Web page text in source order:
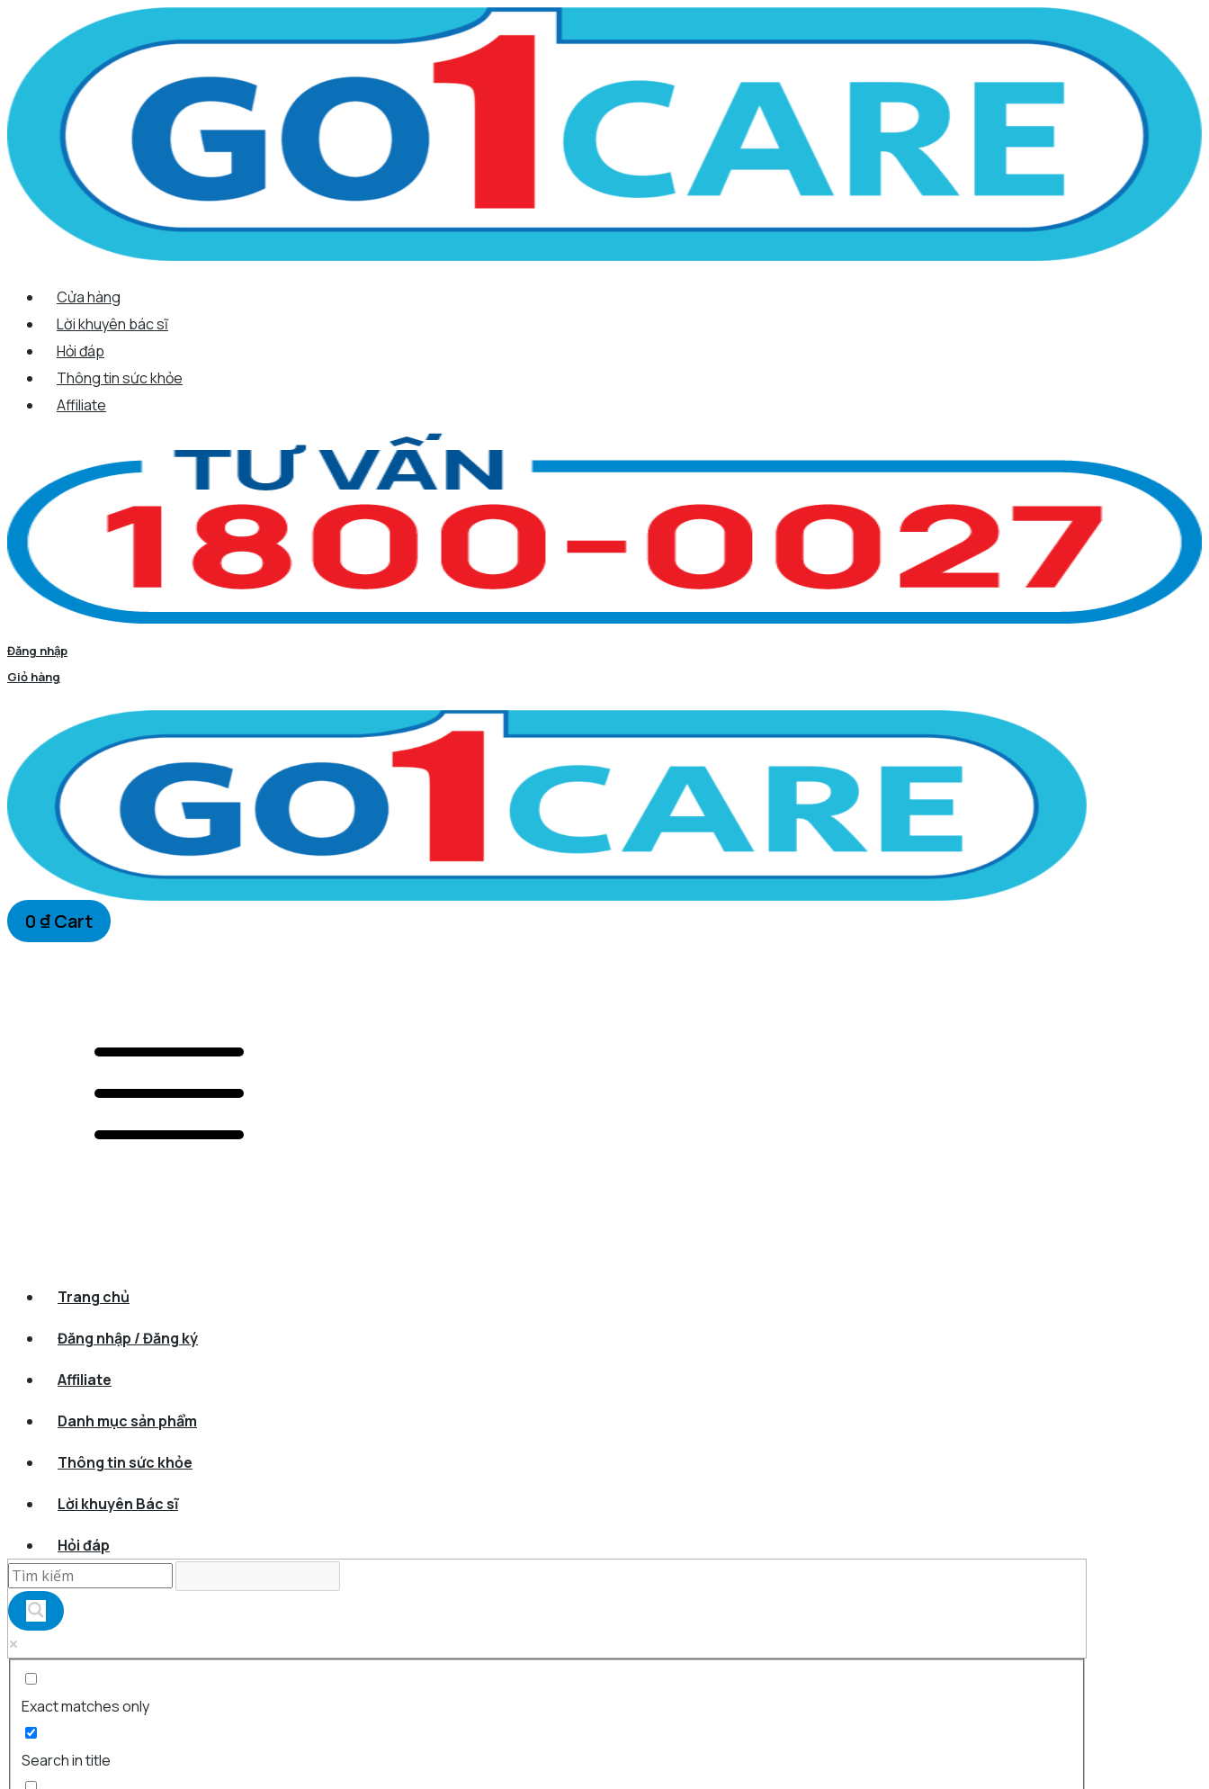
dung
Cửa hàng
Lời khuyên bác sĩ
Hỏi đáp
Thông tin sức khỏe
Affiliate
Đăng nhập
Giỏ hàng
0₫Cart
Trang chủ
Đăng nhập / Đăng ký
Affiliate
Danh mục sản phẩm
Thông tin sức khỏe
Lời khuyên Bác sĩ
Hỏi đáp
Exact matches only
Search in title
web